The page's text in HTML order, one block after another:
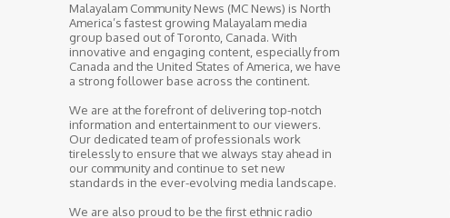
Malayalam Community News (MC News) is North
America’s fastest growing Malayalam media
group based out of Toronto, Canada. With
innovative and engaging content, especially from
Canada and the United States of America, we have
a strong follower base across the continent.
We are at the forefront of delivering top-notch
information and entertainment to our viewers.
Our dedicated team of professionals work
tirelessly to ensure that we always stay ahead in
our community and continue to set new
standards in the ever-evolving media landscape.
We are also proud to be the first ethnic radio